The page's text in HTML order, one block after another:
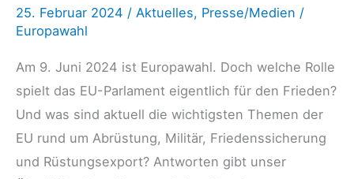
Parteien
zu
Friedenspolitik,
Rüstungsexporten
und
Atomwaffen?
25. Februar 2024 / Aktuelles, Presse/Medien /
Europawahl
Am 9. Juni 2024 ist Europawahl. Doch welche Rolle
spielt das EU-Parlament eigentlich für den Frieden?
Und was sind aktuell die wichtigsten Themen der
EU rund um Abrüstung, Militär, Friedenssicherung
und Rüstungsexport? Antworten gibt unser